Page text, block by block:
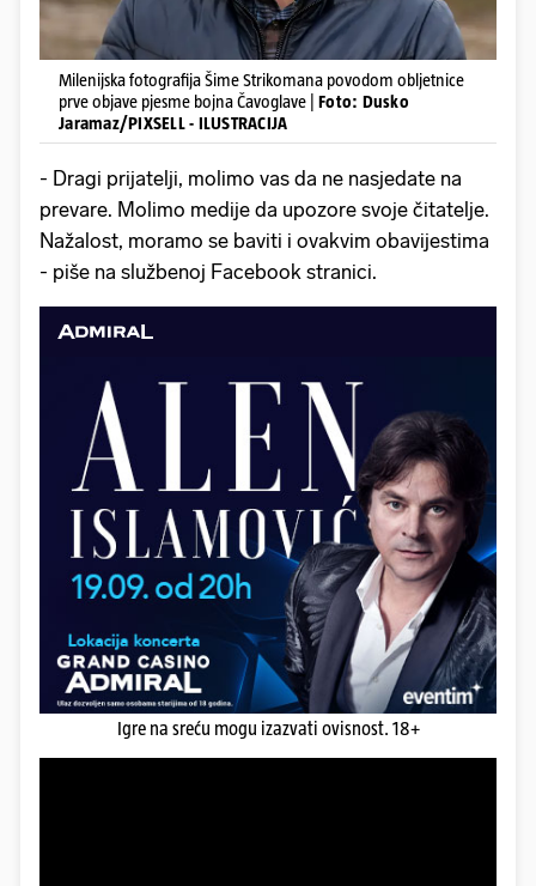
Milenijska fotografija Šime Strikomana povodom obljetnice
prve objave pjesme bojna Čavoglave | Foto: Dusko
Jaramaz/PIXSELL - ILUSTRACIJA
- Dragi prijatelji, molimo vas da ne nasjedate na
prevare. Molimo medije da upozore svoje čitatelje.
Nažalost, moramo se baviti i ovakvim obavijestima
- piše na službenoj Facebook stranici.
Igre na sreću mogu izazvati ovisnost. 18+